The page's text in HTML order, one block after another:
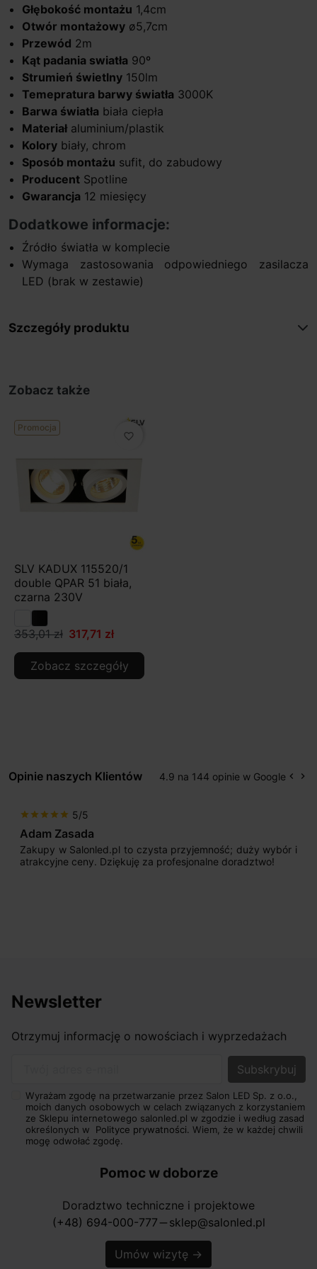
Głębokość montażu 1,4cm
Otwór montażowy ø5,7cm
Przewód 2m
Kąt padania swiatła 90º
Strumień świetlny 150lm
Temepratura barwy światła 3000K
Barwa światła biała ciepła
Materiał aluminium/plastik
Kolory biały, chrom
Sposób montażu sufit, do zabudowy
Producent Spotline
Gwarancja 12 miesięcy
Dodatkowe informacje:
Źródło światła w komplecie
Wymaga zastosowania odpowiedniego zasilacza
LED (brak w zestawie)
Szczegóły produktu
Zobacz także
Promocja
favorite_border
SLV KADUX 115520/1
double QPAR 51 biała,
czarna 230V
353,01 zł 317,71 zł
Zobacz szczegóły
Opinie naszych Klientów 4.9 na 144 opinie w Google keyboard_arrow_left keyboard_arrow_right
star star star star star 5/5
Adam Zasada
Zakupy w Salonled.pl to czysta przyjemność; duży wybór i
atrakcyjne ceny. Dziękuję za profesjonalne doradztwo!
Newsletter
Otrzymuj informację o nowościach i wyprzedażach
Wyrażam zgodę na przetwarzanie przez Salon LED Sp. z o.o.,
moich danych osobowych w celach związanych z korzystaniem
ze Sklepu internetowego salonled.pl w zgodzie i według zasad
określonych w Polityce prywatności. Wiem, że w każdej chwili
mogę odwołać zgodę.
Pomoc w doborze
Doradztwo techniczne i projektowe
(+48) 694-000-777 horizontal_rule sklep@salonled.pl
Umów wizytę →